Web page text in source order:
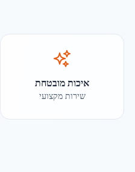
איכות מובטחת
שירות מקצועי